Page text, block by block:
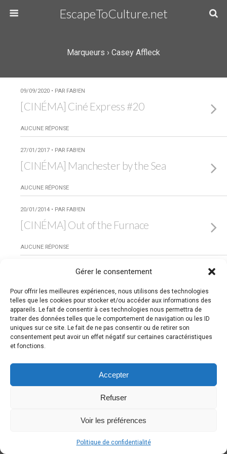
Gérer le consentement
Pour offrir les meilleures expériences, nous utilisons des technologies
telles que les cookies pour stocker et/ou accéder aux informations des
appareils. Le fait de consentir à ces technologies nous permettra de
traiter des données telles que le comportement de navigation ou les ID
uniques sur ce site. Le fait de ne pas consentir ou de retirer son
consentement peut avoir un effet négatif sur certaines caractéristiques
et fonctions.
Accepter
Refuser
Voir les préférences
Politique de confidentialité
EscapeToCulture.net
Marqueurs › Casey Affleck
09/09/2020 • PAR FAB!EN
[CINÉMA] Ciné Express #20
AUCUNE RÉPONSE
27/01/2017 • PAR FAB!EN
[CINÉMA] Manchester by the Sea
AUCUNE RÉPONSE
20/01/2014 • PAR FAB!EN
[CINÉMA] Out of the Furnace
AUCUNE RÉPONSE
Mobile Bureau